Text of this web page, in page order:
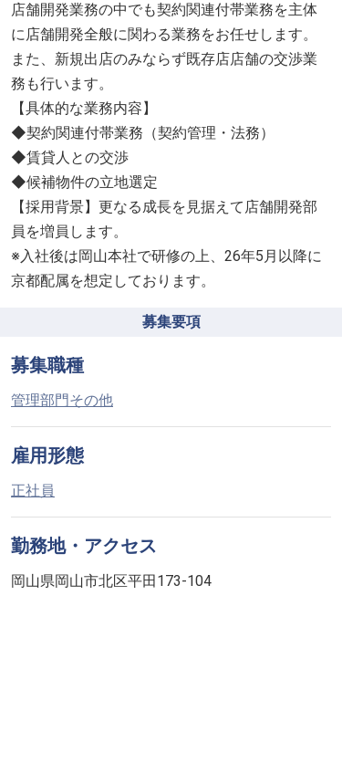
店舗開発業務の中でも契約関連付帯業務を主体
に店舗開発全般に関わる業務をお任せします。
また、新規出店のみならず既存店店舗の交渉業
務も行います。
【具体的な業務内容】
◆契約関連付帯業務（契約管理・法務）
◆賃貸人との交渉
◆候補物件の立地選定
【採用背景】更なる成長を見据えて店舗開発部
員を増員します。
※入社後は岡山本社で研修の上、26年5月以降に
京都配属を想定しております。
募集要項
募集職種
管理部門その他
雇用形態
正社員
勤務地・アクセス
岡山県岡山市北区平田173-104